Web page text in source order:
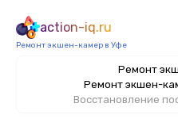
action-iq.ru
Ремонт экшен-камер в Уфе
Ремонт
Ремонт экшен-
Восстановление